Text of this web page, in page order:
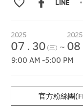
2025
07 . 30 (三) ~
2025
08
9:00 AM-5:00 PM